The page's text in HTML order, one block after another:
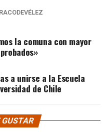
la comuna con mayor
a unirse a la Escuela
de Chile
GUSTAR